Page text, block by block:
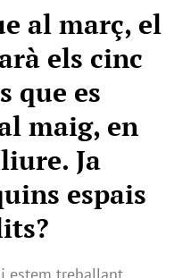
al març, el
els cinc
que es
maig, en
Ja
espais